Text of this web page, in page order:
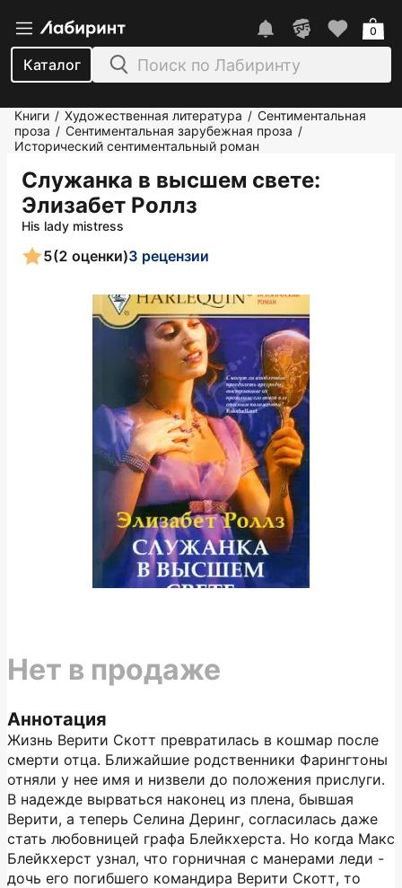
Каталог
0
Книги / Художественная литература / Сентиментальная
проза / Сентиментальная зарубежная проза /
Исторический сентиментальный роман
Служанка в высшем свете:
Элизабет Роллз
His lady mistress
5(2 оценки)3 рецензии
Аннотация
Жизнь Верити Скотт превратилась в кошмар после
смерти отца. Ближайшие родственники Фарингтоны
отняли у нее имя и низвели до положения прислуги.
В надежде вырваться наконец из плена, бывшая
Верити, а теперь Селина Деринг, согласилась даже
стать любовницей графа Блейкхерста. Но когда Макс
Блейкхерст узнал, что горничная с манерами леди -
дочь его погибшего командира Верити Скотт, то
Нет в продаже